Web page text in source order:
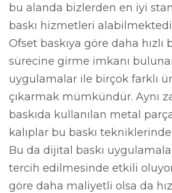
bu alanda bizlerden en iyi
baskı hizmetleri
Ofset baskıya göre daha hızlı
sürecine girme imkanı
uygulamalar ile birçok farklı
çıkarmak mümkündür. Aynı
baskıda kullanılan metal
kalıplar bu baskı
Bu da dijital baskı
tercih edilmesinde etkili
göre daha maliyetli olsa da